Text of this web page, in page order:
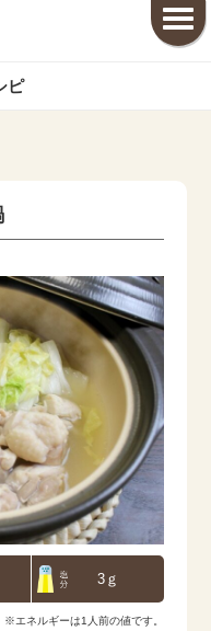
ピ
3ｇ
※エネルギーは1人前の値です。